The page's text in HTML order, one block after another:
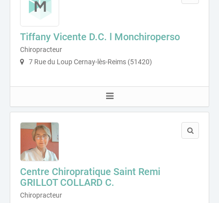
Tiffany Vicente D.C. l Monchiroperso
Chiropracteur
7 Rue du Loup Cernay-lès-Reims (51420)
Centre Chiropratique Saint Remi
GRILLOT COLLARD C.
Chiropracteur